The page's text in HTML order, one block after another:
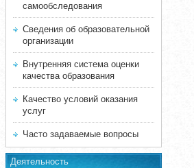
самообследования
Сведения об образовательной
организации
Внутренняя система оценки
качества образования
Качество условий оказания
услуг
Часто задаваемые вопросы
Деятельность